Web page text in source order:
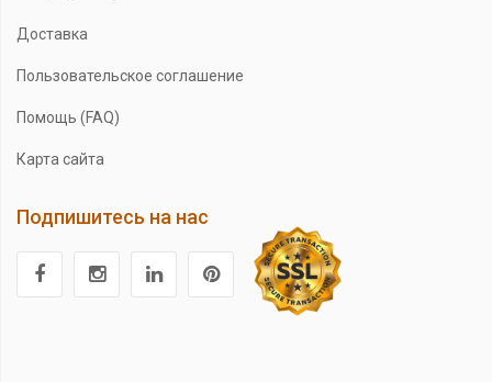
Доставка
Пользовательское соглашение
Помощь (FAQ)
Карта сайта
Подпишитесь на нас